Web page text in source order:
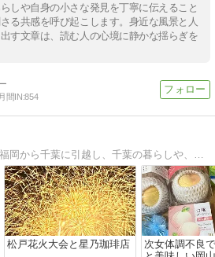
しや自身の小さな発見を丁寧に伝えること
る共感を呼び起こします。身近な風景と人
す文章は、読む人の心境に静かな揺らぎを
月間IN:854
大学生2人の母です。福岡から千葉に引越し、千葉の暮らしや、子供達のこと、仕事のことなど綴っていきます。
松戸花火大会と星乃珈琲店
次女体調不良